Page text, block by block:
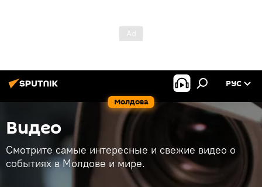
Молдова
РУС
Видео
Смотрите самые интересные и свежие видео о
событиях в Молдове и мире.